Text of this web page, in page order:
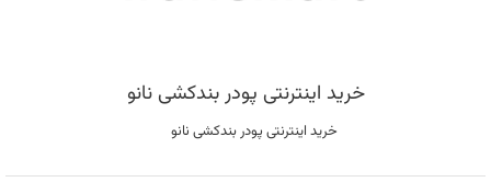
خرید اینترنتی پودر بندکشی نانو
خرید اینترنتی پودر بندکشی نانو